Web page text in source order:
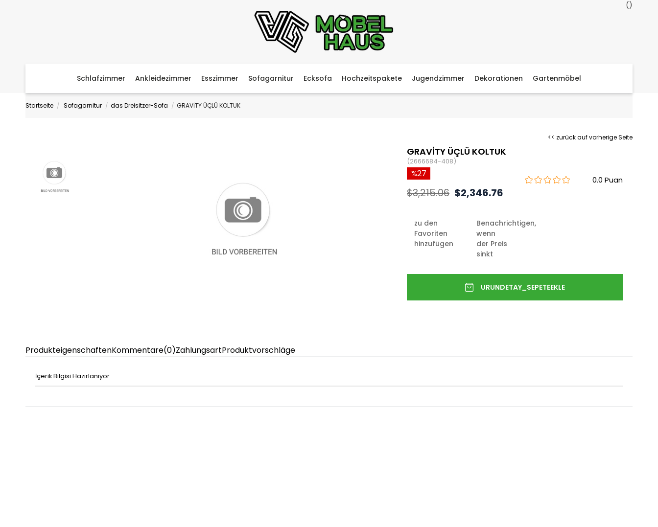
Schlafzimmer Ankleidezimmer Esszimmer Sofagarnitur Ecksofa Hochzeitspakete Jugendzimmer Dekorationen Gartenmöbel
Startseite Sofagarnitur das Dreisitzer-Sofa GRAVİTY ÜÇLÜ KOLTUK
<< zurück auf vorherige Seite
GRAVİTY ÜÇLÜ KOLTUK
(2666684-408)
0.0
27
$3,215.06 $2,346.76
zu den
Favoriten
hinzufügen
Benachrichtigen,
wenn
der Preis
sinkt
ProdukteigenschaftenKommentare(0)ZahlungsartProduktvorschläge
İçerik Bilgisi Hazırlanıyor